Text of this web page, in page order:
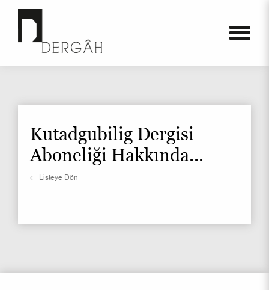
Kutadgubilig Dergisi
Aboneliği Hakkında...
Listeye Dön